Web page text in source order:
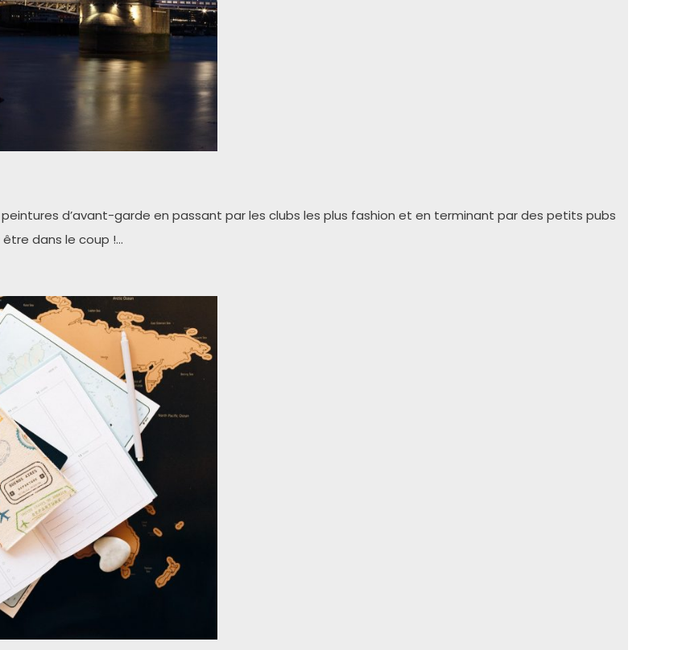
d’avant-garde en passant par les clubs les plus fashion et en terminant par des petits pubs
dans le coup !…